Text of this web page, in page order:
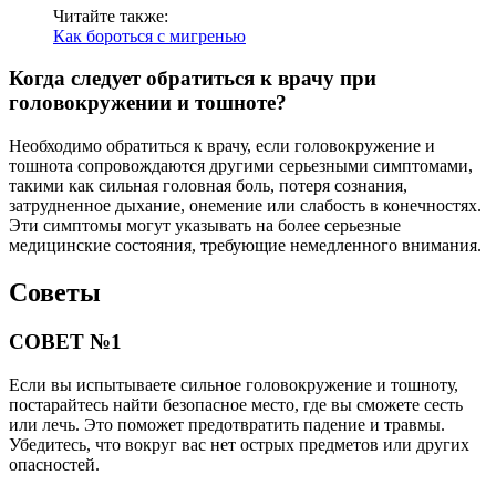
Читайте также:
Как бороться с мигренью
Когда следует обратиться к врачу при
головокружении и тошноте?
Необходимо обратиться к врачу, если головокружение и
тошнота сопровождаются другими серьезными симптомами,
такими как сильная головная боль, потеря сознания,
затрудненное дыхание, онемение или слабость в конечностях.
Эти симптомы могут указывать на более серьезные
медицинские состояния, требующие немедленного внимания.
Советы
СОВЕТ №1
Если вы испытываете сильное головокружение и тошноту,
постарайтесь найти безопасное место, где вы сможете сесть
или лечь. Это поможет предотвратить падение и травмы.
Убедитесь, что вокруг вас нет острых предметов или других
опасностей.